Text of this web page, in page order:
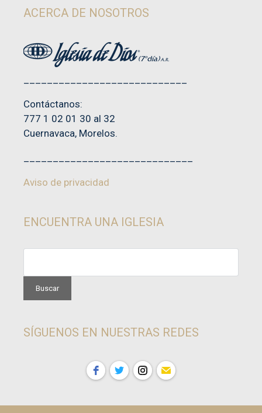
ACERCA DE NOSOTROS
Contáctanos:
777 1 02 01 30 al 32
Cuernavaca, Morelos.
Aviso de privacidad
ENCUENTRA UNA IGLESIA
SÍGUENOS EN NUESTRAS REDES